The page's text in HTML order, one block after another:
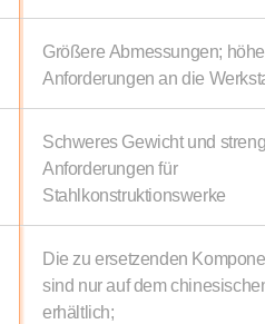
Größere Abmessungen;
Anforderungen an die
Schweres Gewicht und
Anforderungen für
Stahlkonstruktionswerke
Die zu ersetzenden
sind nur auf dem
erhältlich;